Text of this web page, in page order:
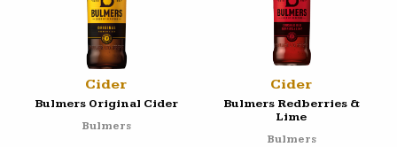
Cider
Bulmers Original Cider
Bulmers
Cider
Bulmers Redberries &
Lime
Bulmers